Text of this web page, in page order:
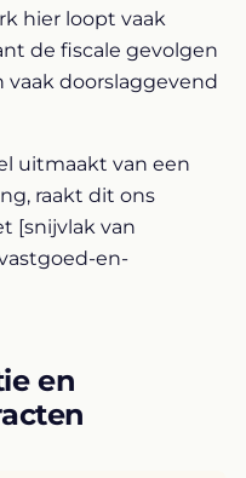
hier loopt vaak
de fiscale gevolgen
doorslaggevend
uitmaakt van een
raakt dit ons
[snijvlak van
en-
en